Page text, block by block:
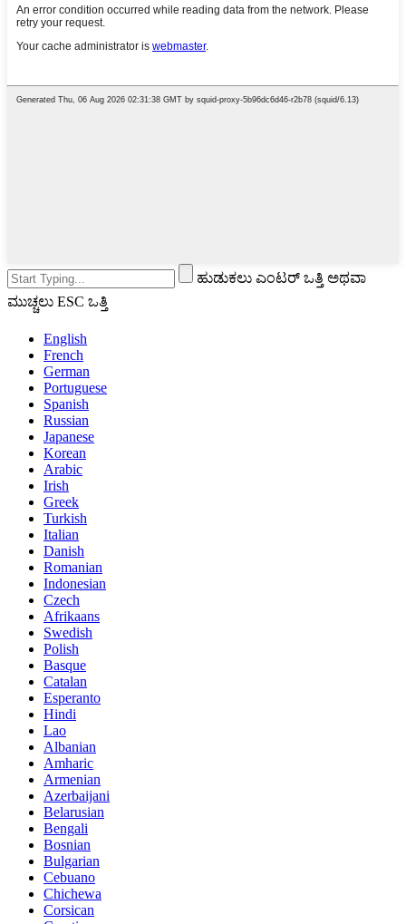
ಹುಡುಕಲು ಎಂಟರ್ ಒತ್ತಿ ಅಥವಾ
ಮುಚ್ಚಲು ESC ಒತ್ತಿ
English
French
German
Portuguese
Spanish
Russian
Japanese
Korean
Arabic
Irish
Greek
Turkish
Italian
Danish
Romanian
Indonesian
Czech
Afrikaans
Swedish
Polish
Basque
Catalan
Esperanto
Hindi
Lao
Albanian
Amharic
Armenian
Azerbaijani
Belarusian
Bengali
Bosnian
Bulgarian
Cebuano
Chichewa
Corsican